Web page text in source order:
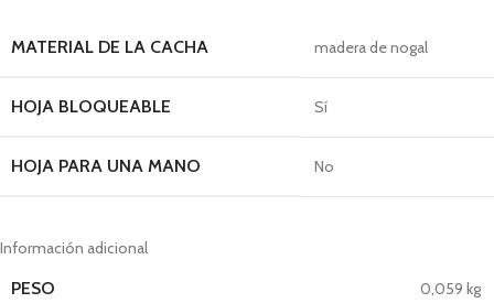
MATERIAL DE LA CACHA madera de nogal
HOJA BLOQUEABLE Sí
HOJA PARA UNA MANO No
Información adicional
PESO 0,059 kg